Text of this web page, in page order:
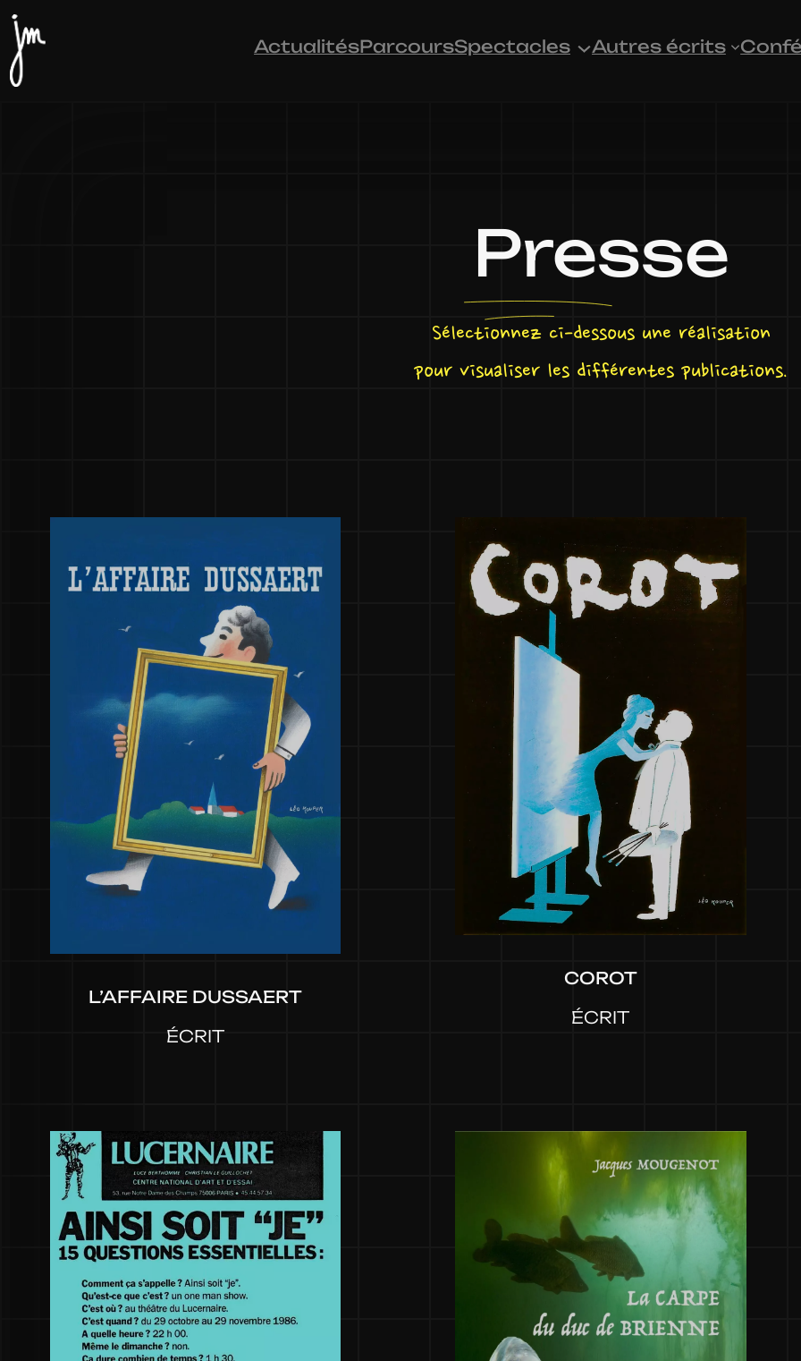
ActualitésParcoursSpectacles Autres écrits
Presse
Sélectionnez ci-dessous une réalisation
pour visualiser les différentes publications.
L’AFFAIRE DUSSAERT
ÉCRIT
COROT
ÉCRIT